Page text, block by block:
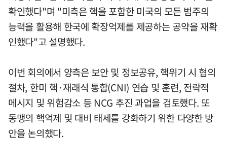
확인했다"며 "미측은 핵을 포함한 미국의 모든 범주의
능력을 활용해 한국에 확장억제를 제공하는 공약을 재확
인했다"고 설명했다.
이번 회의에서 양측은 보안 및 정보공유, 핵위기 시 협의
절차, 한미 핵·재래식 통합(CNI) 연습 및 훈련, 전략적
메시지 및 위험감소 등 NCG 추진 과업을 검토했다. 또
동맹의 핵억제 및 대비 태세를 강화하기 위한 다양한 방
안을 논의했다.